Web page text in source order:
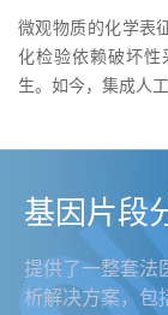
微观物质的化学表
化检验依赖破坏性
生。如今，集成人工
基因片段
提供了一整套法
析解决方案，包